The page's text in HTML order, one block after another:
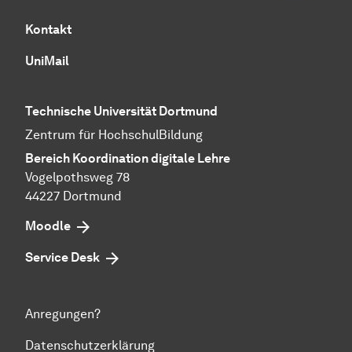
Kontakt
UniMail
Technische Universität Dortmund
Zentrum für HochschulBildung
Bereich Koordination digitale Lehre
Vogelpothsweg 78
44227 Dortmund
Moodle
Service Desk
Anregungen?
Datenschutzerklärung